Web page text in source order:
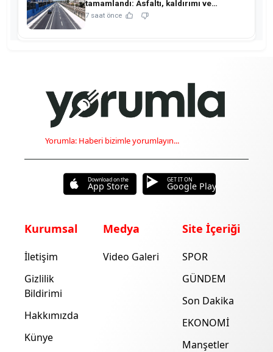
tamamlandı: Asfaltı, kaldırımı ve
aydınlatmasıyla yenilendi!
7 saat önce
Yorumla: Haberi bizimle yorumlayın...
Download on the
App Store
GET IT ON
Google Play
Kurumsal
İletişim
Gizlilik
Bildirimi
Hakkımızda
Künye
Medya
Video Galeri
Site İçeriği
SPOR
GÜNDEM
Son Dakika
EKONOMİ
Manşetler